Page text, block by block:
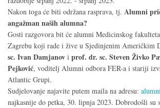
Nakon toga će biti održana rasprava, tj. Alumni
angažman naših alumna?
Gosti razgovora bit će alumni Medicinskog
Zagrebu koji rade i žive u Sjedinjenim Američkim
sc. Ivan Damjanov i prof. dr. sc. Steven Živko
Pejković, voditelj Alumni odbora FER-a i stariji
Atlantic Grupi.
Sudjelovanje najavite putem maila na adresu:
najkasnije do petka, 30. lipnja 2023. Dobrodošli su